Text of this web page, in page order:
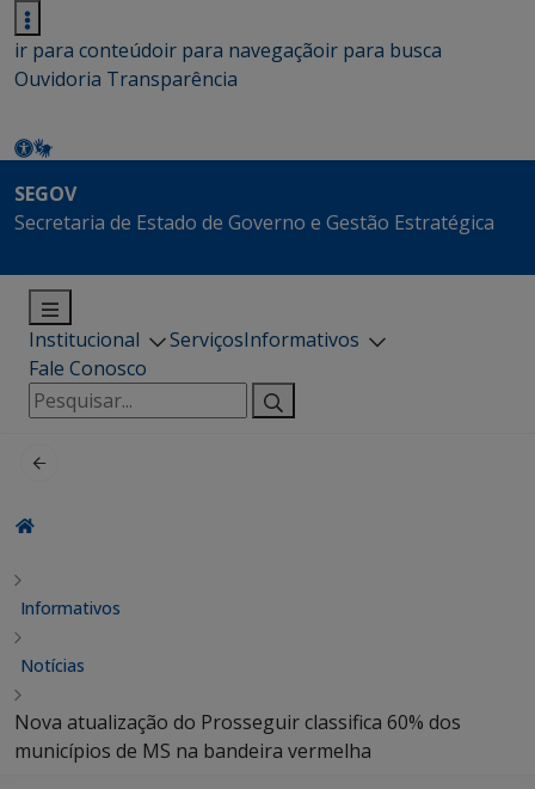
ir para conteúdoir para navegaçãoir para busca
Ouvidoria Transparência
SEGOV
Secretaria de Estado de Governo e Gestão Estratégica
Institucional ServiçosInformativos
Fale Conosco
Pesquisar
por:
Informativos
Notícias
Nova atualização do Prosseguir classifica 60% dos
municípios de MS na bandeira vermelha